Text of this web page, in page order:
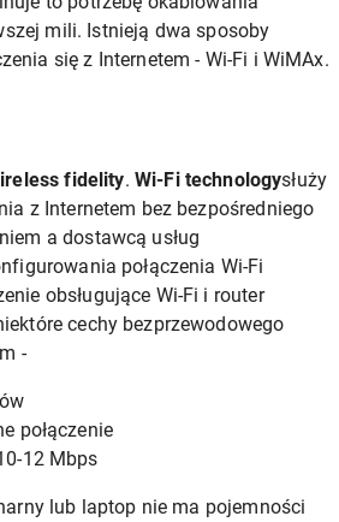
mili. Istnieją dwa sposoby
się z Internetem - Wi-Fi i WiMAx.
fidelity. Wi-Fi technologysłuży
z Internetem bez bezpośredniego
a dostawcą usług
połączenia Wi-Fi
obsługujące Wi-Fi i router
cechy bezprzewodowego
-
połączenie
12 Mbps
lub laptop nie ma pojemności